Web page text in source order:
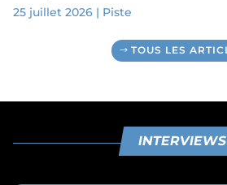
25 juillet 2026| Piste
TOUS LES
INTERVIEWS